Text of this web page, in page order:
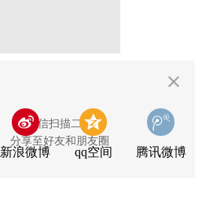
用微信扫描二维码
分享至好友和朋友圈
新浪微博 qq空间 腾讯微博